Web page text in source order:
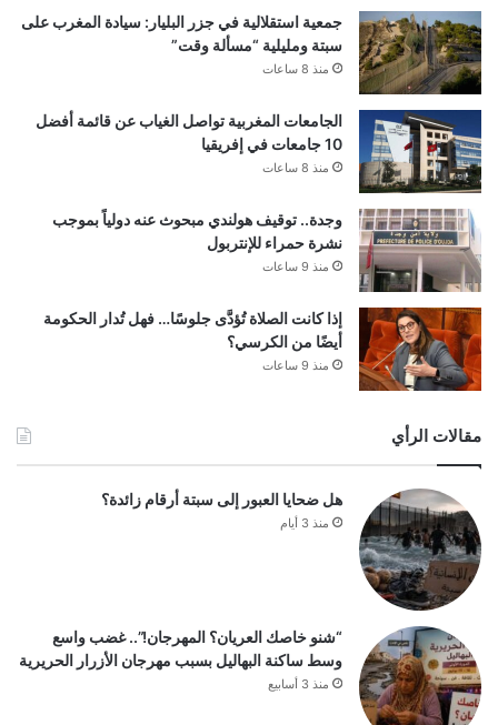
جمعية استقلالية في جزر البليار: سيادة المغرب على
سبتة ومليلية “مسألة وقت”
منذ 8 ساعات
الجامعات المغربية تواصل الغياب عن قائمة أفضل
10 جامعات في إفريقيا
منذ 8 ساعات
وجدة.. توقيف هولندي مبحوث عنه دولياً بموجب
نشرة حمراء للإنتربول
منذ 9 ساعات
إذا كانت الصلاة تُؤدَّى جلوسًا… فهل تُدار الحكومة
أيضًا من الكرسي؟
منذ 9 ساعات
مقالات الرأي
هل ضحايا العبور إلى سبتة أرقام زائدة؟
منذ 3 أيام
“شنو خاصك العريان؟ المهرجان!”.. غضب واسع
وسط ساكنة البهاليل بسبب مهرجان الأزرار الحريرية
منذ 3 أسابيع